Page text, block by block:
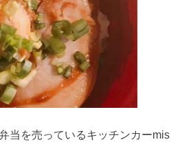
当を売っているキッチンカーmis